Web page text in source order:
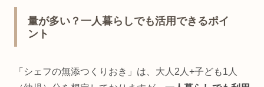
量が多い？一人暮らしでも活用できるポイ
ント
「シェフの無添つくりおき」は、大人2人+子ども1人